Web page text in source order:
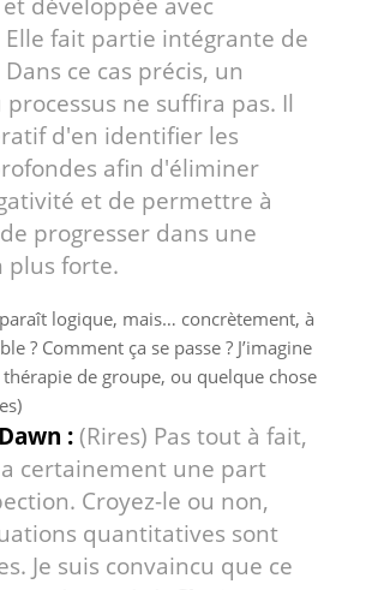
fait partie intégrante de
ce cas précis, un
ne suffira pas. Il
d'en identifier les
afin d'éliminer
et de permettre à
progresser dans une
plus forte.
logique, mais… concrètement, à
? Comment ça se passe ? J’imagine
thérapie de groupe, ou quelque chose
:(Rires) Pas tout à fait,
certainement une part
Croyez-le ou non,
quantitatives sont
Je suis convaincu que ce